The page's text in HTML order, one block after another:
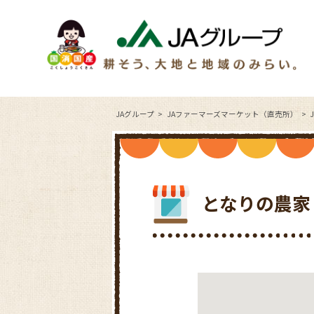
JAグループ JAファーマーズマーケット（直売所）
となりの農